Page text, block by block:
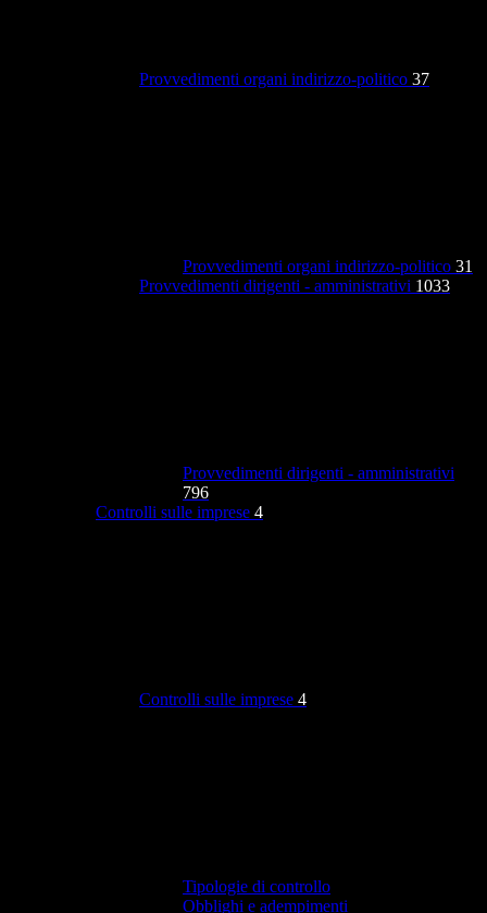
Provvedimenti organi indirizzo-politico 37
Provvedimenti organi indirizzo-politico 31
Provvedimenti dirigenti - amministrativi 1033
Provvedimenti dirigenti - amministrativi
796
Controlli sulle imprese 4
Controlli sulle imprese 4
Tipologie di controllo
Obblighi e adempimenti